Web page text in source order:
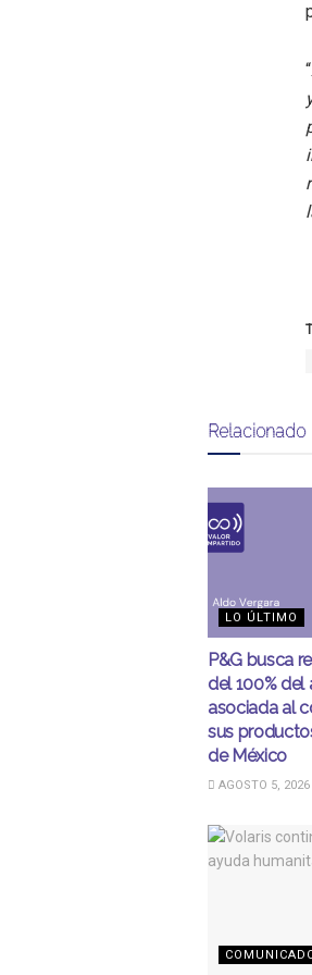
“
Relacionado
LO ÚLTIMO
P&G busca
del 100% del
asociada al
sus
de México
AGOSTO 5, 2026